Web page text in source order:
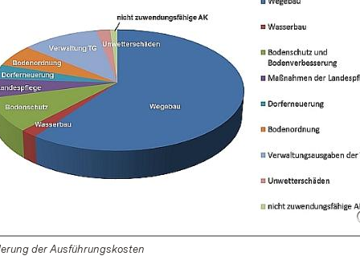
der Ausführungskosten